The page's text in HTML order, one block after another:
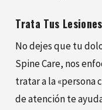
Trata Tus
No dejes que tu
Spine Care, nos
tratar a la «persona
de atención te